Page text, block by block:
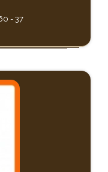
- 37